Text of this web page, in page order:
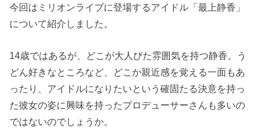
今回はミリオンライブに登場するアイドル「最上静香」
について紹介しました。
14歳ではあるが、どこが大人びた雰囲気を持つ静香。う
どん好きなところなど、どこか親近感を覚える一面もあ
ったり、アイドルになりたいという確固たる決意を持っ
た彼女の姿に興味を持ったプロデューサーさんも多いの
ではないのでしょうか。